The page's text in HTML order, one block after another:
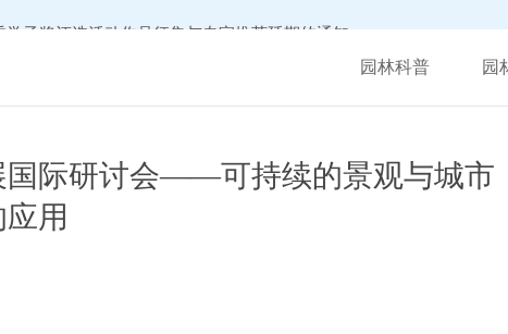
年度）
单的通知
知
示
知
园林科普 园
国际研讨会――可持续的景观与城市
用